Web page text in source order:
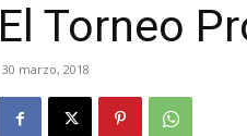
El Torneo
30 marzo, 2018